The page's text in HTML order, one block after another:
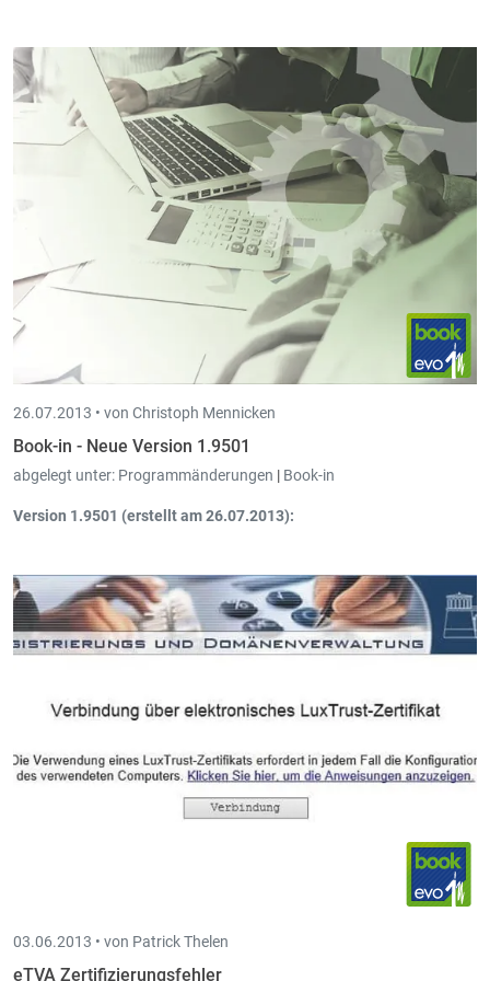
Die bisherigen Domizilierungsnummern müssen in neue
Mandate umgewandelt werden. Die nötige Datei erhalten Sie bei
Ihrer Bank. Intec kann Ihnen bei der Umwandlung
behilflich
sein.
26.07.2013 • von Christoph Mennicken
Book-in - Neue Version 1.9501
abgelegt unter: Programmänderungen | Book-in
Version 1.9501 (erstellt am 26.07.2013):
hängen
03.06.2013 • von Patrick Thelen
eTVA Zertifizierungsfehler